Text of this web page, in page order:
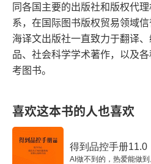
同各国主要的出版社和版权代
系，在国际图书版权贸易领域
海译文出版社一直致力于翻译
品、社会科学学术著作，以及
考图书。
喜欢这本书的人也喜欢
得到品控手册11.0
AI做不到的，热爱能做到